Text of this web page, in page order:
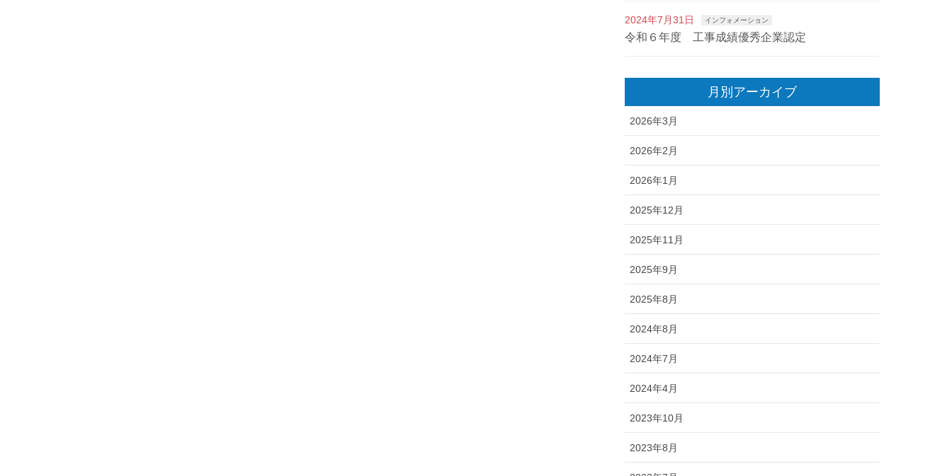
2024年7月31日 インフォメーション
令和６年度 工事成績優秀企業認定
月別アーカイブ
2026年3月
2026年2月
2026年1月
2025年12月
2025年11月
2025年9月
2025年8月
2024年8月
2024年7月
2024年4月
2023年10月
2023年8月